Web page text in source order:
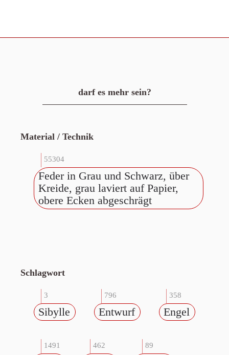
darf es mehr sein?
Material / Technik
55304
Feder in Grau und Schwarz, über
Kreide, grau laviert auf Papier,
obere Ecken abgeschrägt
Schlagwort
3
Sibylle
796
Entwurf
358
Engel
1491 462 89